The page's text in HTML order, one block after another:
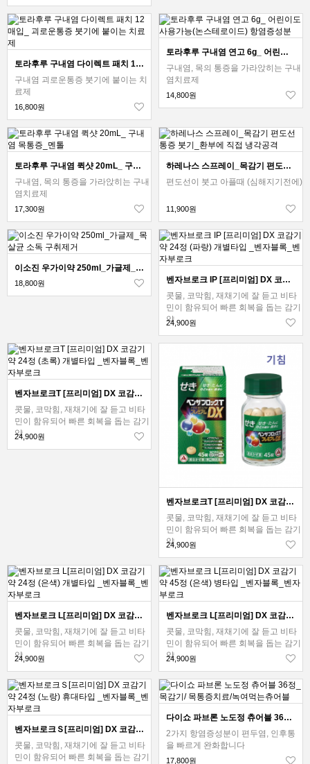
토라후루 구내염 다이렉트 패치 12매입_ 괴로운통증 붓기에 붙이는 치료제
구내염 괴로운통증 붓기에 붙이는 치
료제
16,800원
토라후루 구내염 연고 6g_ 어린이도사용가능(논스테로이드) 항염증성분
구내염, 목의 통증을 가라앉히는 구내
염치료제
14,800원
토라후루 구내염 퀵샷 20mL_ 구내염 목통증_멘톨
구내염, 목의 통증을 가라앉히는 구내
염치료제
17,300원
하레나스 스프레이_목감기 편도선 통증 붓기_환부에 직접 냉각공격
편도선이 붓고 아플때 (심해지기전에)
11,900원
이소진 우가이약 250ml_가글제_목 살균 소독 구취제거
18,800원
벤자브로크 IP [프리미엄] DX 코감기약 24정 (파랑) 개별타입 _벤자블록_벤자부로크
콧물, 코막힘, 재채기에 잘 듣고 비타
민이 함유되어 빠른 회복을 돕는 감기
약
24,900원
벤자브로크T [프리미엄] DX 코감기약 24정 (초록) 개별타입 _벤자블록_벤자부로크
콧물, 코막힘, 재채기에 잘 듣고 비타
민이 함유되어 빠른 회복을 돕는 감기
약
24,900원
벤자브로크T [프리미엄] DX 코감기약 45정 (초록) 병타입 _벤자블록_벤자부로크
콧물, 코막힘, 재채기에 잘 듣고 비타
민이 함유되어 빠른 회복을 돕는 감기
약
24,900원
벤자브로크 L[프리미엄] DX 코감기약 24정 (은색) 개별타입 _벤자블록_벤자부로크
콧물, 코막힘, 재채기에 잘 듣고 비타
민이 함유되어 빠른 회복을 돕는 감기
약
24,900원
벤자브로크 L[프리미엄] DX 코감기약 45정 (은색) 병타입 _벤자블록_벤자부로크
콧물, 코막힘, 재채기에 잘 듣고 비타
민이 함유되어 빠른 회복을 돕는 감기
약
24,900원
벤자브로크Ｓ[프리미엄] DX 코감기약 24정 (노랑) 휴대타입 _벤자블록_벤자부로크
콧물, 코막힘, 재채기에 잘 듣고 비타
민이 함유되어 빠른 회복을 돕는 감기
다이쇼 파브론 노도정 츄어블 36정_목감기/ 목통증치료/녹여먹는츄어블
2가지 항염증성분이 편두염, 인후통
을 빠르게 완화합니다
17,800원